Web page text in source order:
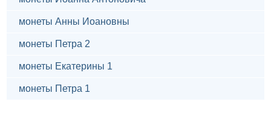
монеты Анны Иоановны
монеты Петра 2
монеты Екатерины 1
монеты Петра 1